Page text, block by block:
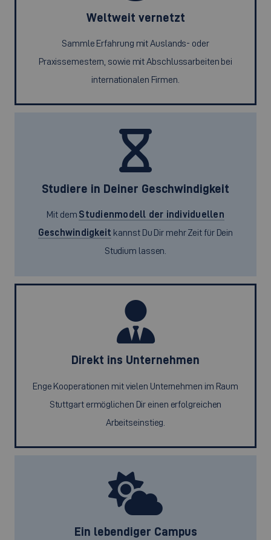
Weltweit vernetzt
Sammle Erfahrung mit Auslands- oder
Praxissemestern, sowie mit Abschlussarbeiten bei
internationalen Firmen.
Studiere in Deiner Geschwindigkeit
Mit dem Studienmodell der individuellen
Geschwindigkeit kannst Du Dir mehr Zeit für Dein
Studium lassen.
Direkt ins Unternehmen
Enge Kooperationen mit vielen Unternehmen im Raum
Stuttgart ermöglichen Dir einen erfolgreichen
Arbeitseinstieg.
Ein lebendiger Campus